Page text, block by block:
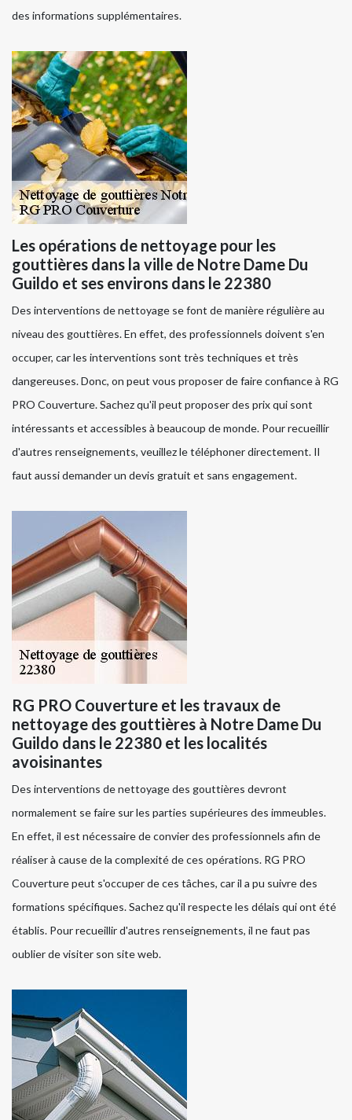
des informations supplémentaires.
Les opérations de nettoyage pour les
gouttières dans la ville de Notre Dame Du
Guildo et ses environs dans le 22380
Des interventions de nettoyage se font de manière régulière au
niveau des gouttières. En effet, des professionnels doivent s'en
occuper, car les interventions sont très techniques et très
dangereuses. Donc, on peut vous proposer de faire confiance à RG
PRO Couverture. Sachez qu'il peut proposer des prix qui sont
intéressants et accessibles à beaucoup de monde. Pour recueillir
d'autres renseignements, veuillez le téléphoner directement. Il
faut aussi demander un devis gratuit et sans engagement.
RG PRO Couverture et les travaux de
nettoyage des gouttières à Notre Dame Du
Guildo dans le 22380 et les localités
avoisinantes
Des interventions de nettoyage des gouttières devront
normalement se faire sur les parties supérieures des immeubles.
En effet, il est nécessaire de convier des professionnels afin de
réaliser à cause de la complexité de ces opérations. RG PRO
Couverture peut s'occuper de ces tâches, car il a pu suivre des
formations spécifiques. Sachez qu'il respecte les délais qui ont été
établis. Pour recueillir d'autres renseignements, il ne faut pas
oublier de visiter son site web.